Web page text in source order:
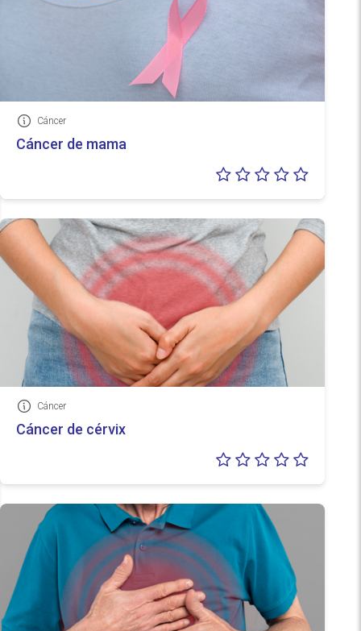
Información
Cáncer
Cáncer de mama
Información
Cáncer
Cáncer de cérvix